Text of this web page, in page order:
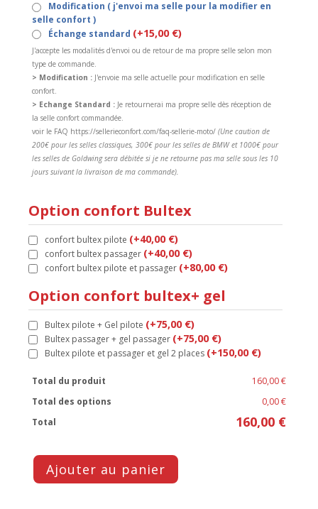
Option confort bultex+ gel
Bultex pilote + Gel pilote (+75,00 €)
Bultex passager + gel passager (+75,00 €)
Bultex pilote et passager et gel 2 places (+150,00 €)
Option confort Bultex
confort bultex pilote (+40,00 €)
confort bultex passager (+40,00 €)
confort bultex pilote et passager (+80,00 €)
Modification ( j'envoi ma selle pour la modifier en
selle confort )
Échange standard (+15,00 €)
J'accepte les modalités d'envoi ou de retour de ma propre selle selon mon
type de commande.
> Modification : J'envoie ma selle actuelle pour modification en selle
confort.
> Echange Standard :Je retournerai ma propre selle dès réception de
la selle confort commandée.
voir le FAQ https://sellerieconfort.com/faq-sellerie-moto/ (Une caution de
200€ pour les selles classiques, 300€ pour les selles de BMW et 1000€ pour
les selles de Goldwing sera débitée si je ne retourne pas ma selle sous les 10
jours suivant la livraison de ma commande).
Total du produit
160,00 €
Total des options
0,00 €
Total
160,00 €
Ajouter au panier